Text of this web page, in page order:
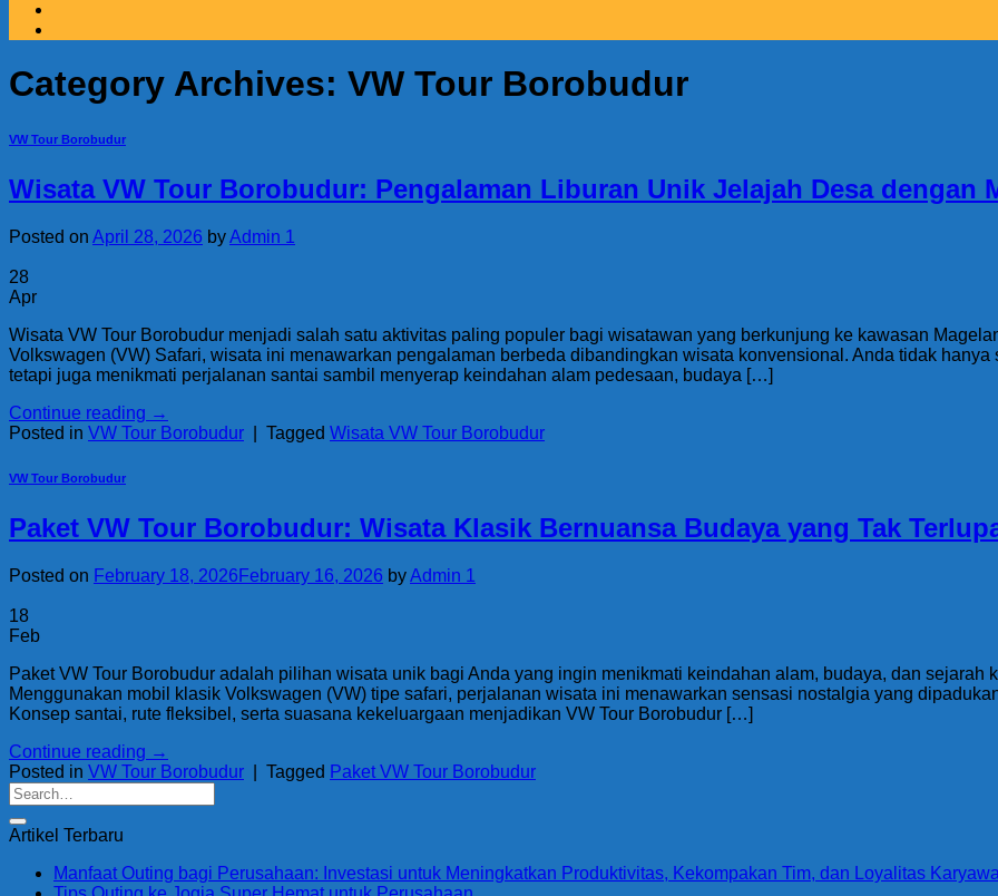
Category Archives: VW Tour Borobudur
VW Tour Borobudur
Wisata VW Tour Borobudur: Pengalaman Liburan Unik Jelajah Desa dengan
Posted on April 28, 2026 byAdmin 1
28
Apr
Wisata VW Tour Borobudur menjadi salah satu aktivitas paling populer bagi wisatawan yang berkunjung ke kawasan
Volkswagen (VW) Safari, wisata ini menawarkan pengalaman berbeda dibandingkan wisata konvensional. Anda tidak
tetapi juga menikmati perjalanan santai sambil menyerap keindahan alam pedesaan, budaya […]
Continue reading →
Posted in VW Tour Borobudur Tagged Wisata VW Tour Borobudur
VW Tour Borobudur
Paket VW Tour Borobudur: Wisata Klasik Bernuansa Budaya yang Tak
Posted on February 18, 2026 February 16, 2026 byAdmin 1
18
Feb
Paket VW Tour Borobudur adalah pilihan wisata unik bagi Anda yang ingin menikmati keindahan alam, budaya, dan sejarah
Menggunakan mobil klasik Volkswagen (VW) tipe safari, perjalanan wisata ini menawarkan sensasi nostalgia yang
Konsep santai, rute fleksibel, serta suasana kekeluargaan menjadikan VW Tour Borobudur […]
Continue reading →
Posted in VW Tour Borobudur Tagged Paket VW Tour Borobudur
Artikel Terbaru
Manfaat Outing bagi Perusahaan: Investasi untuk Meningkatkan Produktivitas, Kekompakan Tim, dan Loyalitas